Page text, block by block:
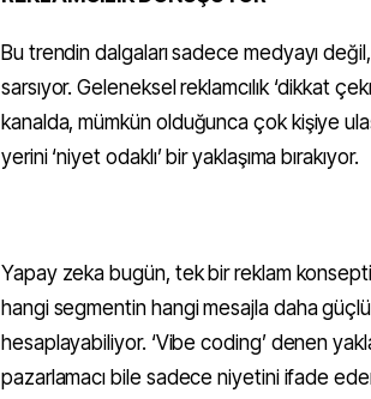
Bu trendin dalgaları sadece medyayı
sarsıyor. Geleneksel reklamcılık ‘dikkat
kanalda, mümkün olduğunca çok kişiye
yerini ‘niyet odaklı’ bir yaklaşıma bırakıyor.
Yapay zeka bugün, tek bir reklam
hangi segmentin hangi mesajla daha
hesaplayabiliyor. ‘Vibe coding’ denen
pazarlamacı bile sadece niyetini ifade